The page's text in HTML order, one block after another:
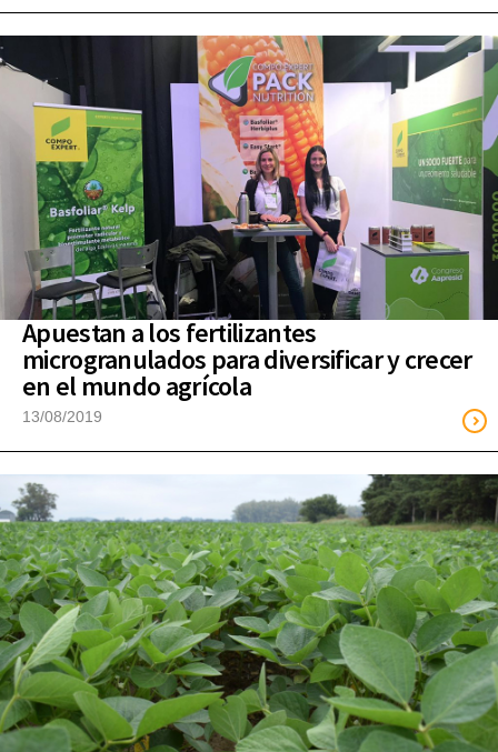
Apuestan a los fertilizantes
microgranulados para diversificar y crecer
en el mundo agrícola
13/08/2019